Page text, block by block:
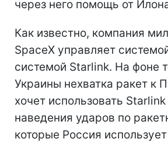
через него помощь от
Как известно, компания
SpaceX управляет
системой Starlink. На фоне
Украины нехватка ракет к
хочет использовать
наведения ударов по
которые Россия